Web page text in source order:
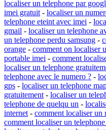
localiser un telephone par
imei gratuit - localiser un
telephone eteint avec imei -
gmail - localiser un telephone
un telephone perdu samsung -
orange - comment on localiser
portable imei - comment
localiser un telephone
telephone avec le numero ? -
gps - localiser un telephone
gratuitement - localiser un
telephone de quelqu un -
internet - comment localiser un
comment localiser un